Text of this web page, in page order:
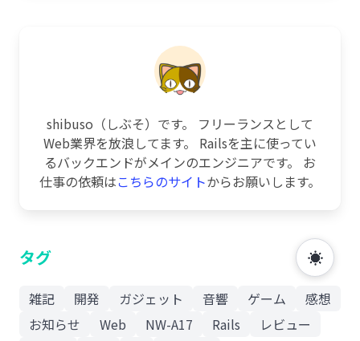
shibuso（しぶそ）です。 フリーランスとして
Web業界を放浪してます。 Railsを主に使ってい
るバックエンドがメインのエンジニアです。 お
仕事の依頼はこちらのサイトからお願いします。
タグ
雑記 開発 ガジェット 音響 ゲーム
感想
お知らせ
Web NW-A17 Rails
レビュー
☀️